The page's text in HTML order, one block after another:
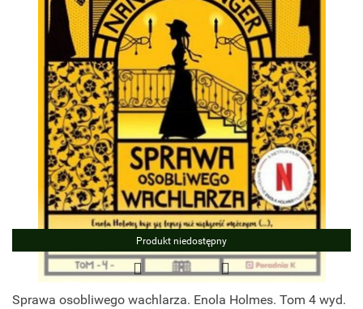
Produkt niedostępny
Sprawa osobliwego wachlarza. Enola Holmes. Tom 4 wyd.